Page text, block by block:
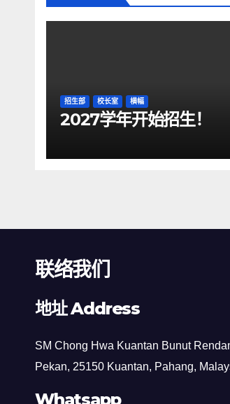
招生部 校长室 横幅
2027学年开始招生！
联络我们
地址 Address
SM Chong Hwa Kuantan Bunut
Pekan, 25150 Kuantan, Pahang,
Whatsapp